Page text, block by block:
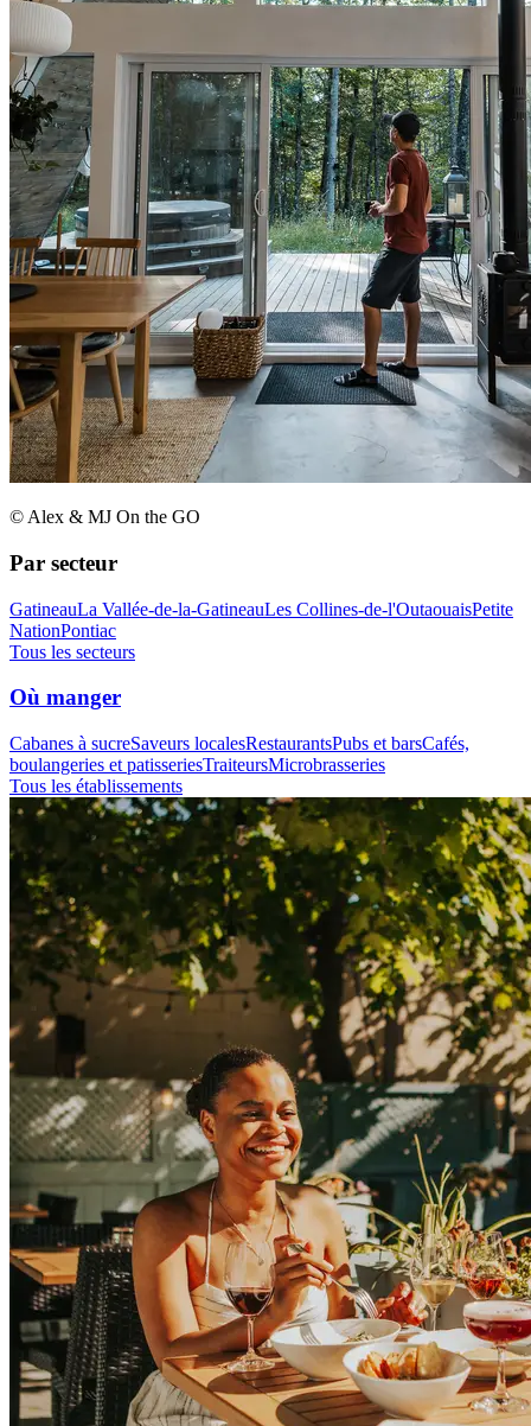
© Alex & MJ On the GO
Par secteur
GatineauLa Vallée-de-la-GatineauLes Collines-de-l'OutaouaisPetite
NationPontiac
Tous les secteurs
Où manger
Cabanes à sucreSaveurs localesRestaurantsPubs et barsCafés,
boulangeries et patisseriesTraiteursMicrobrasseries
Tous les établissements